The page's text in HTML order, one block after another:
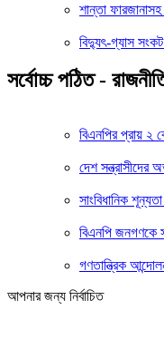
শান্তা
বিদ্যুৎ-গ্যাস
সর্বোচ্চ পঠিত -
বিএনপির প্রায় ২
দেশ সন্ত্রাসীদের
সাংবিধানিক
বিএনপি জনগণকে
গণতান্ত্রিক
আপনার জন্য নির্বাচিত